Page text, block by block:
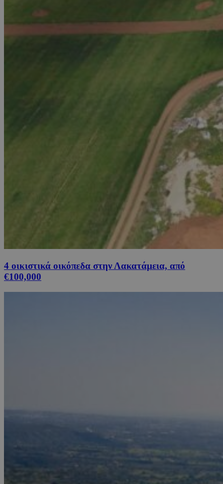
4 οικιστικά οικόπεδα στην Λακατάμεια, από
€100,000